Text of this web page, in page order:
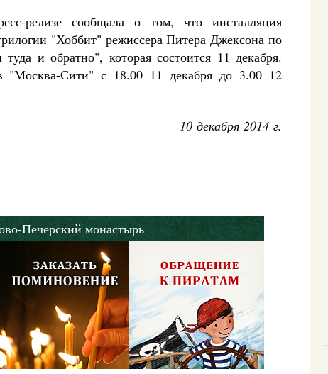
релизе сообщала о том, что инсталляция
"Хоббит" режиссера Питера Джексона по
и обратно", которая состоится 11 декабря.
"Москва-Сити" с 18.00 11 декабря до 3.00 12
10 декабря 2014 г.
Печерский монастырь